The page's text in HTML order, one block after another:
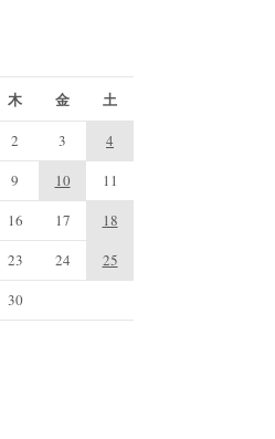
木 金 土
2 3
4
9 10
11
16 17
18
23 24
25
30